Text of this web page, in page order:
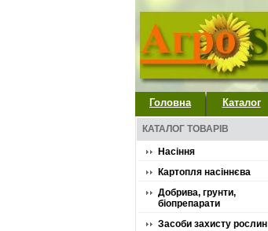
Головна Каталог
КАТАЛОГ ТОВАРІВ
Насіння
Картопля насіннєва
Добрива, грунти,
біопрепарати
Засоби захисту рослин